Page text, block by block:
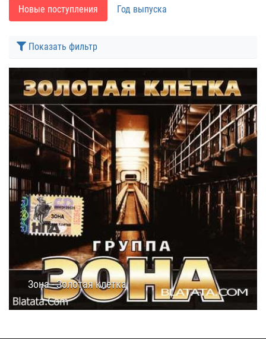
Новые поступления Год выпуска
Показать фильтр
Зона - Золотая клетка
08.02.201915:30